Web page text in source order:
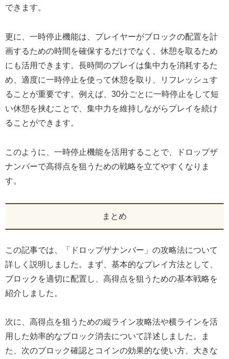
できます。
更に、一時停止機能は、プレイヤーがブロックの配置を計
画するための時間を確保するだけでなく、休憩を取るため
にも活用できます。長時間のプレイは集中力を消耗するた
め、適度に一時停止を使って休憩を取り、リフレッシュす
ることが重要です。例えば、30分ごとに一時停止をして短
い休憩を挟むことで、集中力を維持しながらプレイを続け
ることができます。
このように、一時停止機能を活用することで、ドロップザ
ナンバーで高得点を狙うための戦略を立てやすくなりま
す。
まとめ
この記事では、「ドロップザナンバー」の攻略法について
詳しく説明しました。まず、基本的なプレイ方法として、
ブロックを適切に配置し、高得点を狙うための基本戦略を
紹介しました。
次に、高得点を狙うための縦ライン攻略法や横ラインを活
用した効率的なブロック消去について詳述しました。ま
た、次のブロック確認とコインの効果的な使い方、大きな